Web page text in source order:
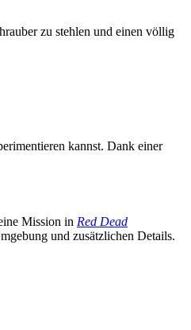
zu stehlen und einen völlig
kannst. Dank einer
Mission in Red Dead
und zusätzlichen Details.